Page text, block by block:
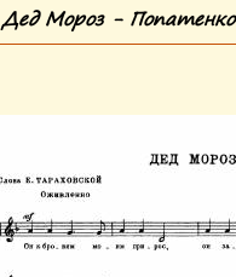
Дед Мороз -